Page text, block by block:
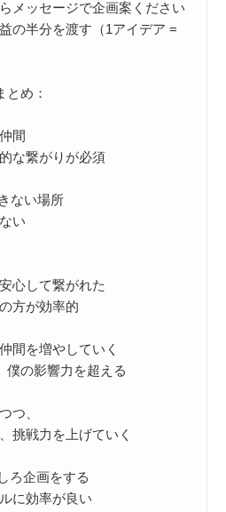
メッセージで企画案ください
の半分を渡す（1アイデア =
とめ：
間
な繋がりが必須
ない場所
い
心して繋がれた
方が効率的
間を増やしていく
僕の影響力を超える
つ、
挑戦力を上げていく
ろ企画をする
に効率が良い